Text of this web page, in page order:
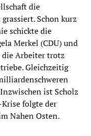
die
Schon kurz
schickte die
Merkel (CDU) und
die Arbeiter trotz
Gleichzeitig
ist Scholz
folgte der
Nahen Osten.